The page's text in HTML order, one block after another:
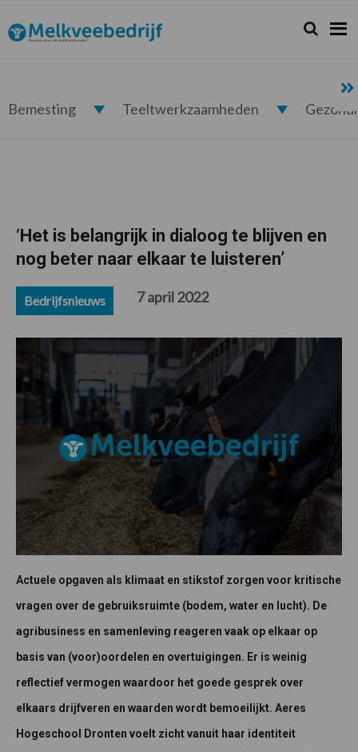
de
hoofdnavigatie
de
hoofd
de
eerste
de
voettekst
Melkveebedrijf.nl Zoeken...
Zoek
Bemesting Teeltwerkzaamheden
‘Het is belangrijk in dialoog te blijven en
nog beter naar elkaar te luisteren’
Bedrijfsnieuws 7 april 2022
Actuele opgaven als klimaat en stikstof zorgen voor kritische
vragen over de gebruiksruimte (bodem, water en lucht). De
agribusiness en samenleving reageren vaak op elkaar op
basis van (voor)oordelen en overtuigingen. Er is weinig
reflectief vermogen waardoor het goede gesprek over
elkaars drijfveren en waarden wordt bemoeilijkt. Aeres
Hogeschool Dronten voelt zicht vanuit haar identiteit